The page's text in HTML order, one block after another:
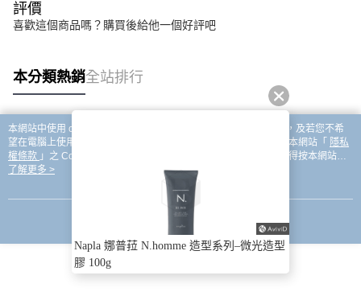
評價
喜歡這個商品嗎？購買後給他一個好評吧
本分類熱銷全站排行
熱門標籤
本網站中使用 cookie，欲查詢有關本網站使用 cookie 方式之詳情，及若您不希
望在電腦上使用 cookie 時應如何變更電腦的 cookie 設定，請參閱本網站「 隱私
權條款 」之 Cookie 聲明。您繼續使用本網站即表示您同意本公司得按本網站使
用條款之 Cookie 聲明使用 cookie。
了解更多 >
我知道了
Napla 娜普菈 N.homme 造型系列–微光造型
膠 100g